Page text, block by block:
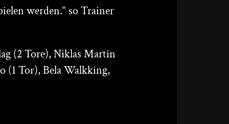
werden.“ so Trainer
(2 Tore), Niklas Martin
(1 Tor), Bela Walkking,